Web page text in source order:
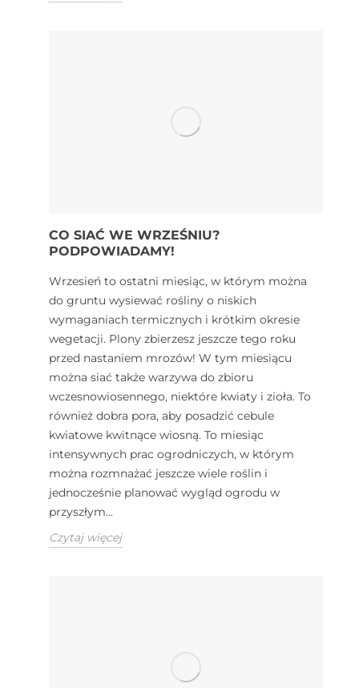
CO SIAĆ WE WRZEŚNIU?
PODPOWIADAMY!
Wrzesień to ostatni miesiąc, w którym można
do gruntu wysiewać rośliny o niskich
wymaganiach termicznych i krótkim okresie
wegetacji. Plony zbierzesz jeszcze tego roku
przed nastaniem mrozów! W tym miesiącu
można siać także warzywa do zbioru
wczesnowiosennego, niektóre kwiaty i zioła. To
również dobra pora, aby posadzić cebule
kwiatowe kwitnące wiosną. To miesiąc
intensywnych prac ogrodniczych, w którym
można rozmnażać jeszcze wiele roślin i
jednocześnie planować wygląd ogrodu w
przyszłym...
Czytaj więcej